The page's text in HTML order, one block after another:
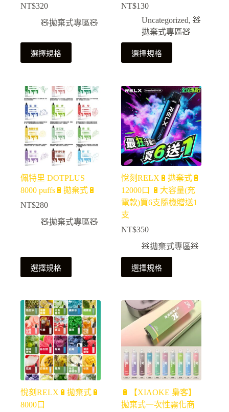
NT$320
🧸拋棄式專區🧸
選擇規格
NT$130
Uncategorized,🧸
拋棄式專區🧸
選擇規格
佩特里 DOTPLUS
8000 puffs🔋拋棄式🔋
NT$280
🧸拋棄式專區🧸
選擇規格
悅刻RELX🔋拋棄式🔋
12000口 🔋大容量(充
電款)買6支隨機贈送1
支
NT$350
🧸拋棄式專區🧸
選擇規格
悅刻RELX🔋拋棄式🔋
8000口
🔋【XIAOKE 梟客】
拋棄式一次性霧化商